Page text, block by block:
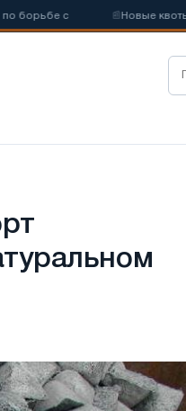
с Новые квоты на